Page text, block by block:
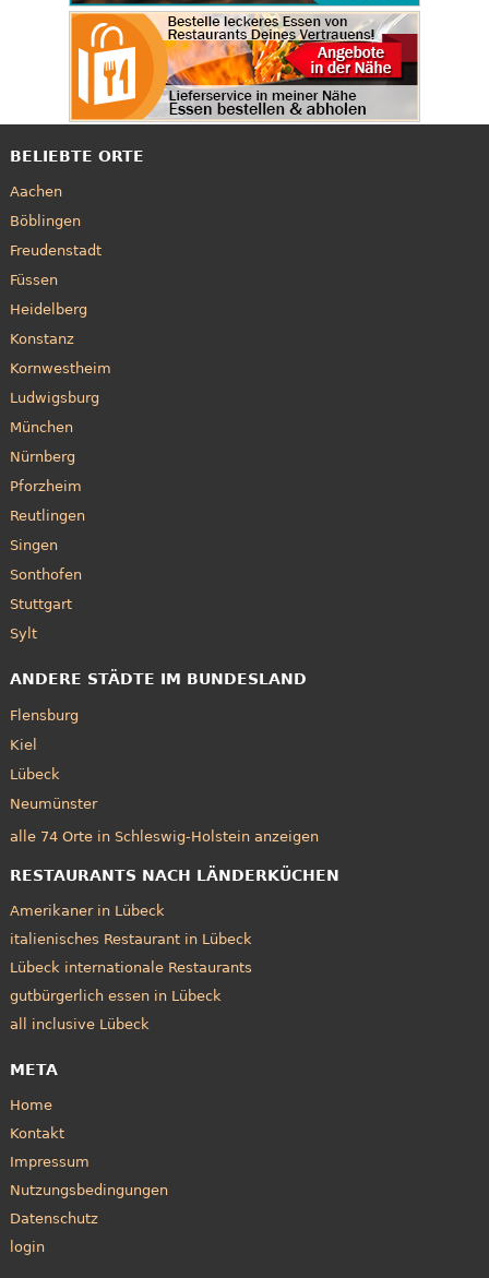
BELIEBTE ORTE
Aachen
Böblingen
Freudenstadt
Füssen
Heidelberg
Konstanz
Kornwestheim
Ludwigsburg
München
Nürnberg
Pforzheim
Reutlingen
Singen
Sonthofen
Stuttgart
Sylt
ANDERE STÄDTE IM BUNDESLAND
Flensburg
Kiel
Lübeck
Neumünster
alle 74 Orte in Schleswig-Holstein anzeigen
RESTAURANTS NACH LÄNDERKÜCHEN
Amerikaner in Lübeck
italienisches Restaurant in Lübeck
Lübeck internationale Restaurants
gutbürgerlich essen in Lübeck
all inclusive Lübeck
META
Home
Kontakt
Impressum
Nutzungsbedingungen
Datenschutz
login